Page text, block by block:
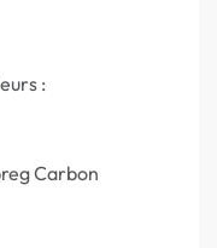
:
Carbon